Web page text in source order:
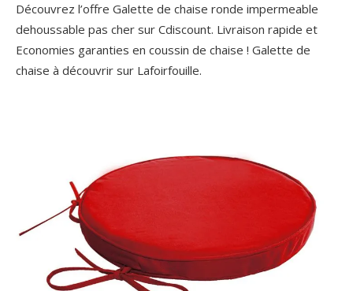
Découvrez l’offre Galette de chaise ronde impermeable
dehoussable pas cher sur Cdiscount. Livraison rapide et
Economies garanties en coussin de chaise ! Galette de
chaise à découvrir sur Lafoirfouille.